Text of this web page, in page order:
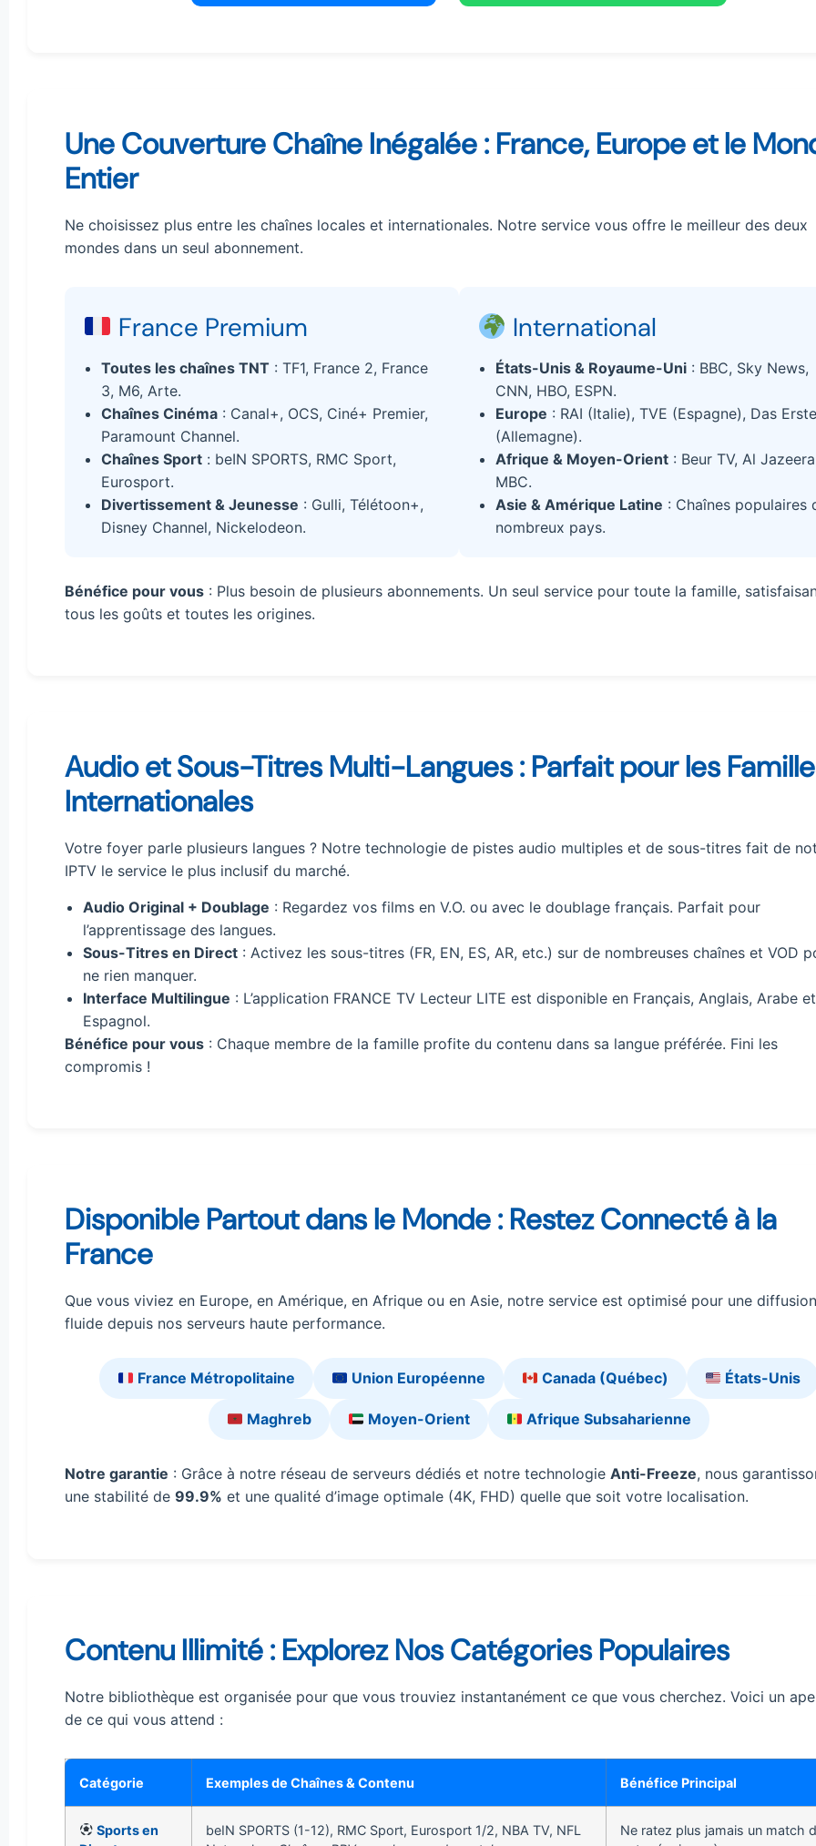
Une Couverture Chaîne Inégalée : France, Europe et le
Entier
Ne choisissez plus entre les chaînes locales et internationales. Notre service vous offre le meilleur des deux
mondes dans un seul abonnement.
France Premium
Toutes les chaînes TNT : TF1, France 2, France
3, M6, Arte.
Chaînes Cinéma : Canal+, OCS, Ciné+ Premier,
Paramount Channel.
Chaînes Sport : beIN SPORTS, RMC Sport,
Eurosport.
Divertissement & Jeunesse : Gulli, Télétoon+,
Disney Channel, Nickelodeon.
International
États-Unis & Royaume-Uni : BBC, Sky News,
CNN, HBO, ESPN.
Europe : RAI (Italie), TVE (Espagne), Das Erste
(Allemagne).
Afrique & Moyen-Orient : Beur TV, Al
MBC.
Asie & Amérique Latine : Chaînes populaires
nombreux pays.
Bénéfice pour vous : Plus besoin de plusieurs abonnements. Un seul service pour toute la famille,
tous les goûts et toutes les origines.
Audio et Sous-Titres Multi-Langues : Parfait pour les
Internationales
Votre foyer parle plusieurs langues ? Notre technologie de pistes audio multiples et de sous-titres fait de
IPTV le service le plus inclusif du marché.
Audio Original + Doublage : Regardez vos films en V.O. ou avec le doublage français. Parfait pour
l’apprentissage des langues.
Sous-Titres en Direct : Activez les sous-titres (FR, EN, ES, AR, etc.) sur de nombreuses chaînes et VOD
ne rien manquer.
Interface Multilingue : L’application FRANCE TV Lecteur LITE est disponible en Français, Anglais, Arabe et
Espagnol.
Bénéfice pour vous : Chaque membre de la famille profite du contenu dans sa langue préférée. Fini les
compromis !
Disponible Partout dans le Monde : Restez Connecté à la
France
Que vous viviez en Europe, en Amérique, en Afrique ou en Asie, notre service est optimisé pour une diffusion
fluide depuis nos serveurs haute performance.
France Métropolitaine Union Européenne Canada (Québec) États-Unis
Maghreb Moyen-Orient Afrique Subsaharienne
Notre garantie : Grâce à notre réseau de serveurs dédiés et notre technologie Anti-Freeze, nous
une stabilité de 99.9% et une qualité d’image optimale (4K, FHD) quelle que soit votre localisation.
Contenu Illimité : Explorez Nos Catégories Populaires
Notre bibliothèque est organisée pour que vous trouviez instantanément ce que vous cherchez. Voici un
de ce qui vous attend :
Catégorie Exemples de Chaînes & Contenu Bénéfice Principal
Sports en
beIN SPORTS (1-12), RMC Sport, Eurosport 1/2, NBA TV, NFL
Ne ratez plus jamais un match